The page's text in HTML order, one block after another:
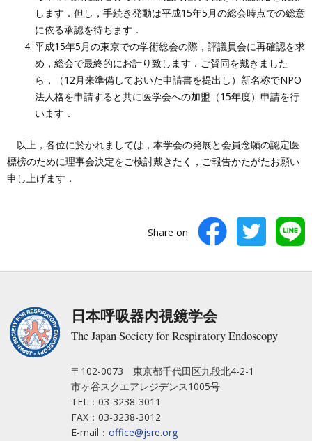
します．但し，手続き発動は平成15年5月の総会時点での総意
に依る承認を待ちます．
平成15年5月の東京での学術総会の際，評議員会に再確認を求
め，総会で最終的にお計り致します．ご賛同を戴きました
ら，（12月来準備しておいた申請書を提出し）新名称でNPO
法人格を申請すると共に医学会への加盟（15年度）申請を行
います．
以上，各位に於かれましては，本学会の発展と会員念願の認定医
標榜のために理事会決定をご検討戴きたく，ご報告かたがたお願い
申し上げます．
Share on
日本呼吸器内視鏡学会
The Japan Society for Respiratory Endoscopy
〒102-0073 東京都千代田区九段北4-2-1
市ヶ谷スクエアレジデンス1005号
TEL：03-3238-3011
FAX：03-3238-3012
E-mail：office@jsre.org